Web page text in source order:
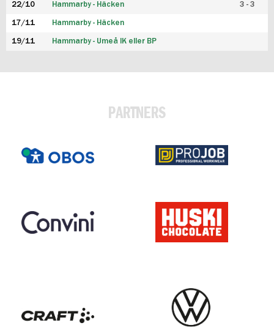
22/10 Hammarby - Häcken 3 - 3
17/11 Hammarby - Häcken
19/11 Hammarby - Umeå IK eller BP
PARTNERS